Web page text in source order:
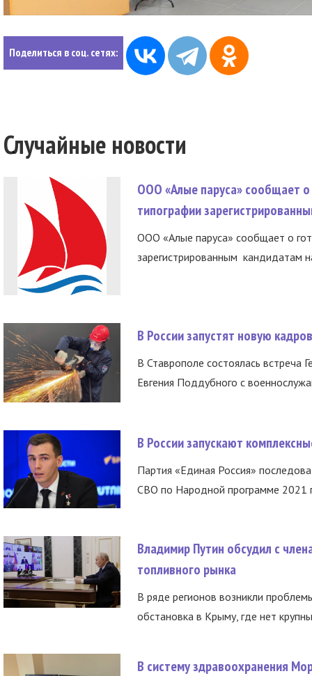
Поделиться в соц. сетях:
Случайные новости
ООО «Алые паруса» сообщает о
типографии
ООО «Алые паруса» сообщает о
зарегистрированным кандидатам
В России запустят новую
В Ставрополе состоялась встреча
Евгения Поддубного с
В России запускают
Партия «Единая Россия»
СВО по Народной программе 2021
Владимир Путин обсудил с
топливного рынка
В ряде регионов возникли
обстановка в Крыму, где нет
В систему здравоохранения